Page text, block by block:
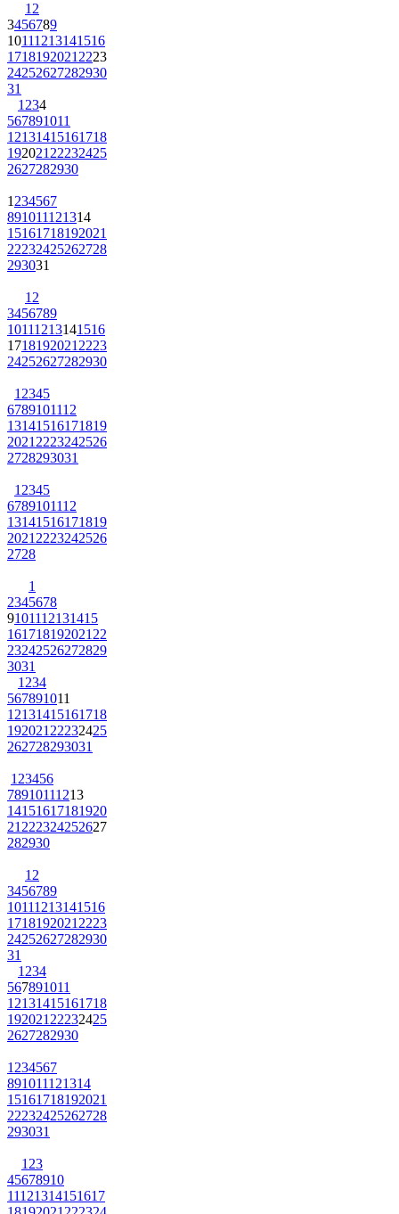
12
3456789
10111213141516
17181920212223
24252627282930
31
1234
567891011
12131415161718
19202122232425
2627282930
1234567
891011121314
15161718192021
22232425262728
293031
12
3456789
10111213141516
17181920212223
24252627282930
12345
6789101112
13141516171819
20212223242526
2728293031
12345
6789101112
13141516171819
20212223242526
2728
1
2345678
9101112131415
16171819202122
23242526272829
3031
1234
567891011
12131415161718
19202122232425
262728293031
123456
78910111213
14151617181920
21222324252627
282930
12
3456789
10111213141516
17181920212223
24252627282930
31
1234
567891011
12131415161718
19202122232425
2627282930
1234567
891011121314
15161718192021
22232425262728
293031
123
45678910
11121314151617